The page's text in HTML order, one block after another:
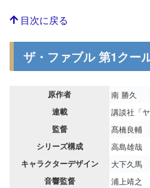
目次に戻る
ザ・ファブル 第1クー
原作者 南 勝久
連載 講談社「
監督 髙橋良輔
シリーズ構成 高島雄哉
キャラクターデザイン 大下久馬
音響監督 浦上靖之